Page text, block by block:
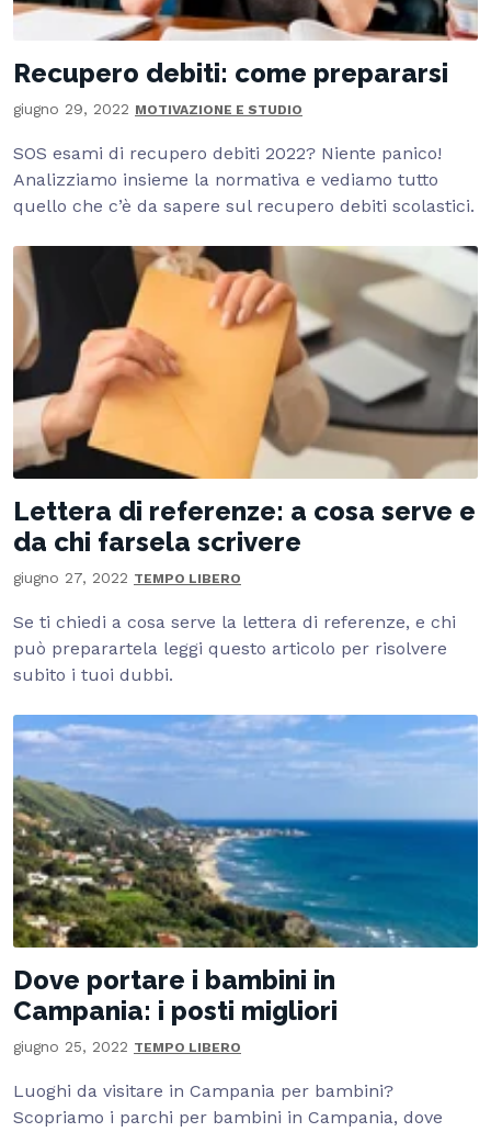
Recupero debiti: come prepararsi
giugno 29, 2022 MOTIVAZIONE E STUDIO
SOS esami di recupero debiti 2022? Niente panico!
Analizziamo insieme la normativa e vediamo tutto
quello che c’è da sapere sul recupero debiti scolastici.
Lettera di referenze: a cosa serve e
da chi farsela scrivere
giugno 27, 2022 TEMPO LIBERO
Se ti chiedi a cosa serve la lettera di referenze, e chi
può preparartela leggi questo articolo per risolvere
subito i tuoi dubbi.
Dove portare i bambini in
Campania: i posti migliori
giugno 25, 2022 TEMPO LIBERO
Luoghi da visitare in Campania per bambini?
Scopriamo i parchi per bambini in Campania, dove